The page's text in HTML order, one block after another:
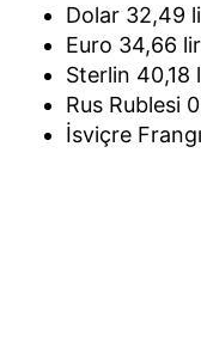
Dolar 32,49
Euro 34,66
Sterlin 40,18
Rus Rublesi
İsviçre